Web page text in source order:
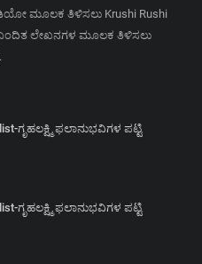
ಮೂಲಕ ತಿಳಿಸಲು Krushi Rushi
ಲೇಖನಗಳ ಮೂಲಕ ತಿಳಿಸಲು
ಗೃಹಲಕ್ಷ್ಮಿ ಫಲಾನುಭವಿಗಳ ಪಟ್ಟಿ
ಗೃಹಲಕ್ಷ್ಮಿ ಫಲಾನುಭವಿಗಳ ಪಟ್ಟಿ